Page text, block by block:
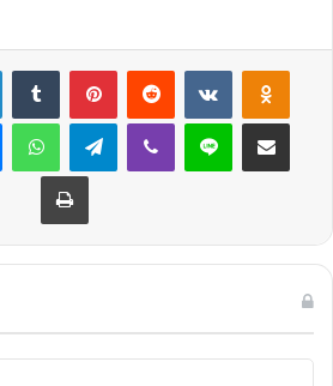
LinkedInTumblr PinterestReddit VKontakte
MessengerWhatsAppTelegramViber Line E-Posta ile
Yazdır